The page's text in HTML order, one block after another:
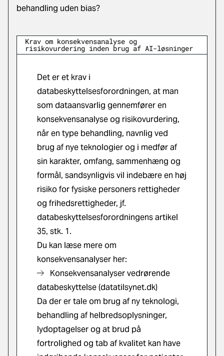
behandling uden bias?
Krav om konsekvensanalyse og
risikovurdering inden brug af AI-løsninger
Det er et krav i
databeskyttelsesforordningen, at man
som dataansvarlig gennemfører en
konsekvensanalyse og risikovurdering,
når en type behandling, navnlig ved
brug af nye teknologier og i medfør af
sin karakter, omfang, sammenhæng og
formål, sandsynligvis vil indebære en høj
risiko for fysiske personers rettigheder
og frihedsrettigheder, jf.
databeskyttelsesforordningens artikel
35, stk. 1.
Du kan læse mere om
konsekvensanalyser her:
Konsekvensanalyser vedrørende
databeskyttelse (datatilsynet.dk)
Da der er tale om brug af ny teknologi,
behandling af helbredsoplysninger,
lydoptagelser og at brud på
fortrolighed og tab af kvalitet kan have